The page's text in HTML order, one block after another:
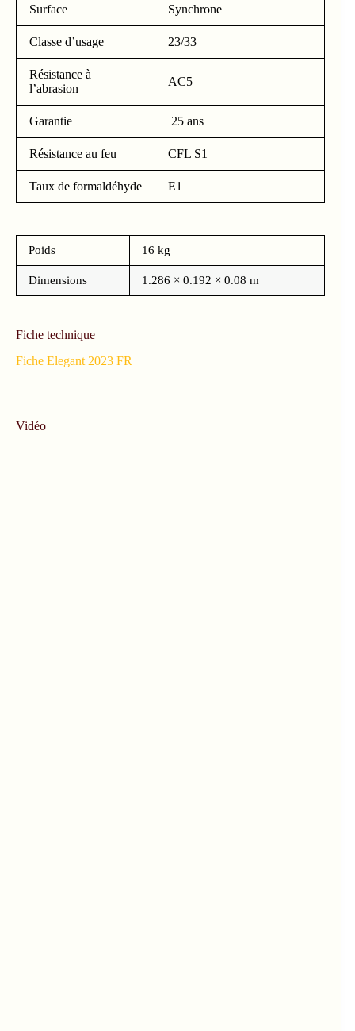
Surface Synchrone
Classe d’usage 23/33
Résistance à
l’abrasion
AC5
Garantie 25 ans
Résistance au feu CFL S1
Taux de formaldéhyde E1
Poids 16 kg
Dimensions 1.286 × 0.192 × 0.08 m
Fiche technique
Fiche Elegant 2023 FR
Vidéo